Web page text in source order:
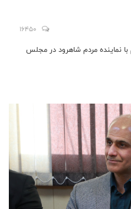
16450
نماینده مردم شاهرود در مجلس